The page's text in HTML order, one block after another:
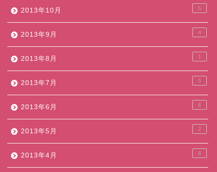
2013年10月 5
2013年9月 4
2013年8月 1
2013年7月 5
2013年6月 6
2013年5月 2
2013年4月 8